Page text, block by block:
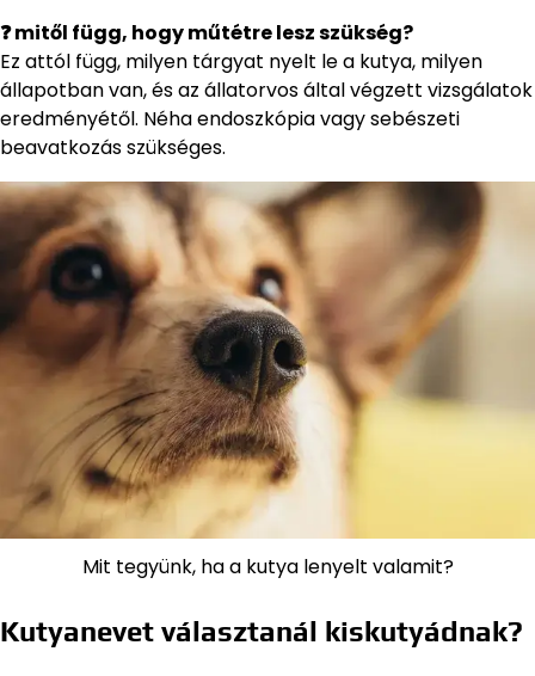
❓ mitől függ, hogy műtétre lesz szükség?
Ez attól függ, milyen tárgyat nyelt le a kutya, milyen
állapotban van, és az állatorvos által végzett vizsgálatok
eredményétől. Néha endoszkópia vagy sebészeti
beavatkozás szükséges.
Mit tegyünk, ha a kutya lenyelt valamit?
Kutyanevet választanál kiskutyádnak?